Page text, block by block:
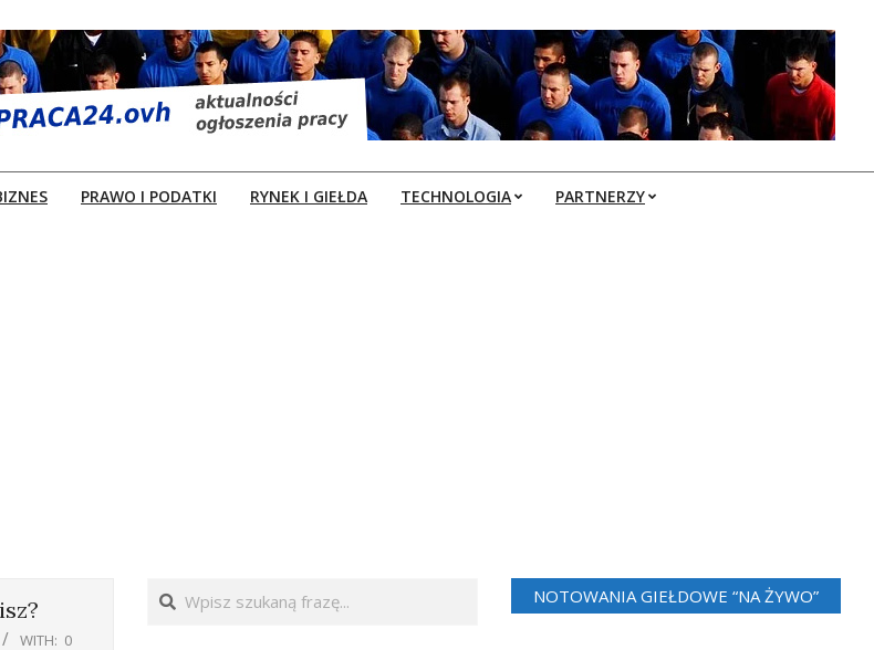
PRAWO I PODATKI RYNEK I GIEŁDA TECHNOLOGIA PARTNERZY
WITH: 0
Search NOTOWANIA GIEŁDOWE “NA ŻYWO”